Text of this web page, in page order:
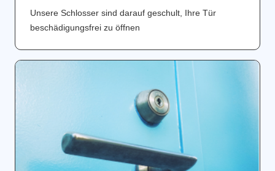
Unsere Schlosser sind darauf geschult, Ihre Tür
beschädigungsfrei zu öffnen